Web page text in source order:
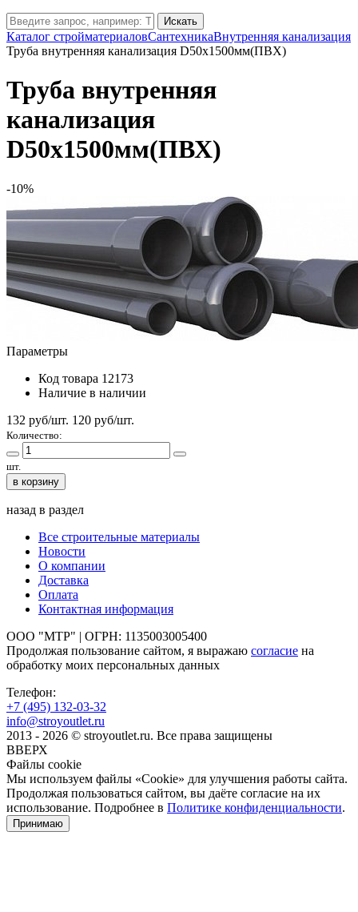
Искать
Каталог стройматериаловСантехникаВнутренняя канализация
Труба внутренняя канализация D50х1500мм(ПВХ)
Труба внутренняя
канализация
D50х1500мм(ПВХ)
-10%
Параметры
Код товара 12173
Наличие в наличии
132 руб/шт. 120 руб/шт.
Количество:
шт.
в корзину
назад в раздел
Все строительные материалы
Новости
О компании
Доставка
Оплата
Контактная информация
ООО "МТР" | ОГРН: 1135003005400
Продолжая пользование сайтом, я выражаю согласие на
обработку моих персональных данных
Телефон:
+7 (495) 132-03-32
info@stroyoutlet.ru
2013 - 2026 © stroyoutlet.ru. Все права защищены
ВВЕРХ
Файлы cookie
Мы используем файлы «Cookie» для улучшения работы сайта.
Продолжая пользоваться сайтом, вы даёте согласие на их
использование. Подробнее в Политике конфиденциальности.
Принимаю